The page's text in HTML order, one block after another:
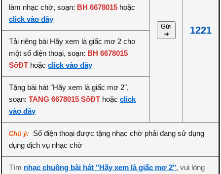
Gửi
➔
1221
làm nhạc chờ, soạn: BH 6678015 hoặc
click vào đây
Tải riêng bài Hãy xem là giấc mơ 2 cho
một số điện thoại, soạn: BH 6678015
SốĐT hoặcclick vào đây
Tặng bài hát "Hãy xem là giấc mơ 2",
soạn:TANG 6678015 SốĐT hoặcclick
vào đây
Chú ý:
Số điện thoại được tặng nhạc chờ phải đang sử dụng
dụng dịch vụ nhạc chờ
Tìm nhạc chuông bài hát "Hãy xem là giấc mơ 2", vui lòng